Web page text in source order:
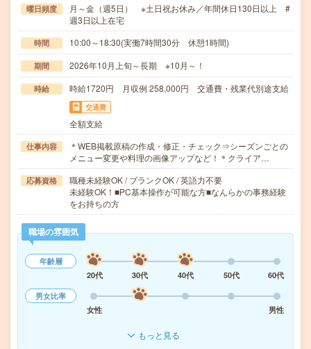
曜日頻度
月～金（週5日） ※土日祝お休み／年間休日130日以上 #
週3日以上在宅
時間 10:00～18:30(実働7時間30分 休憩1時間)
期間 2026年10月上旬～長期 ※10月～！
時給 時給1720円 月収例 258,000円 交通費・残業代別途支給
交通費
全額支給
仕事内容
＊WEB掲載原稿の作成・修正・チェック⇒シーズンごとの
メニュー変更や料理の画像アップなど！＊クライア…
応募資格
職種未経験OK / ブランクOK / 英語力不要
未経験OK！■PC基本操作が可能な方■なんらかの事務経験
をお持ちの方
職場の雰囲気
年齢層
20代
30代 40代 50代
60代
男女比率
女性
男性
もっと見る